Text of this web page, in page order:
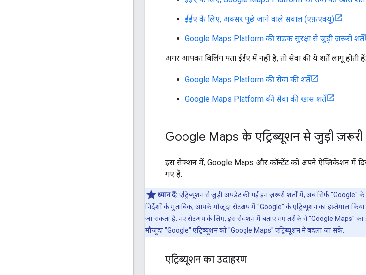
ईईए के लिए, अक्सर पूछे जाने वाले सवाल (एफ़एक्यू)
Google Maps Platform की सड़क सुरक्षा से जुड़ी ज़रूरी शर्तें
अगर आपका बिलिंग पता ईईए में नहीं है, तो सेवा की ये शर्तें लागू होती हैं:
Google Maps Platform की सेवा की शर्तें
Google Maps Platform की सेवा की खास शर्तें
Google Maps के एट्रिब्यूशन से जुड़ी ज़रूरी
इस सेक्शन में, Google Maps और कॉन्टेंट को अपने ऐप्लिकेशन में
गए हैं.
ध्यान दें: एट्रिब्यूशन से जुड़ी अपडेट की गई इन ज़रूरी शर्तों में, अब सिर्फ़ "Google"
निर्देशों के मुताबिक, आपके मौजूदा सेटअप में "Google" के एट्रिब्यूशन का इस्तेमाल
जा सकता है. नए सेटअप के लिए, इस सेक्शन में बताए गए तरीके से "Google Maps"
मौजूदा "Google" एट्रिब्यूशन को "Google Maps" एट्रिब्यूशन में बदला जा सके.
एट्रिब्यूशन का उदाहरण